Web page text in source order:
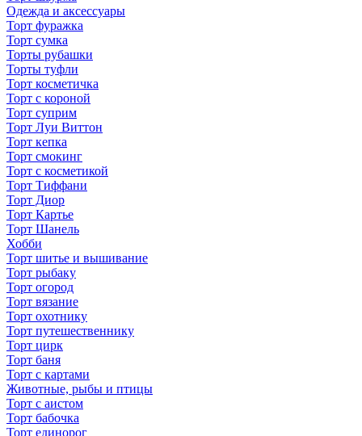
Одежда и аксессуары
Торт фуражка
Торт сумка
Торты рубашки
Торты туфли
Торт косметичка
Торт с короной
Торт суприм
Торт Луи Виттон
Торт кепка
Торт смокинг
Торт с косметикой
Торт Тиффани
Торт Диор
Торт Картье
Торт Шанель
Хобби
Торт шитье и вышивание
Торт рыбаку
Торт огород
Торт вязание
Торт охотнику
Торт путешественнику
Торт цирк
Торт баня
Торт с картами
Животные, рыбы и птицы
Торт с аистом
Торт бабочка
Торт единорог